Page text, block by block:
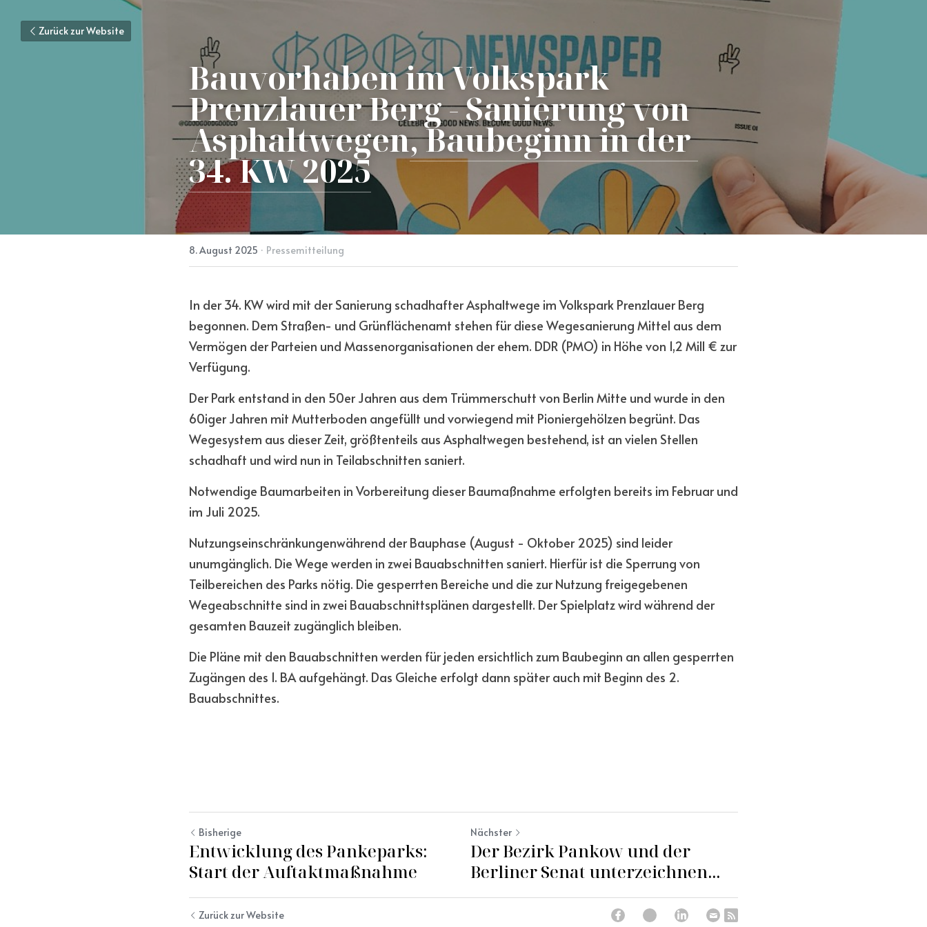
Zurück zur Website
Bauvorhaben im Volkspark
Prenzlauer Berg - Sanierung von
Asphaltwegen, Baubeginn in der
34. KW 2025
8. August 2025 · Pressemitteilung
In der 34. KW wird mit der Sanierung schadhafter Asphaltwege im Volkspark Prenzlauer Berg
begonnen. Dem Straßen- und Grünflächenamt stehen für diese Wegesanierung Mittel aus dem
Vermögen der Parteien und Massenorganisationen der ehem. DDR (PMO) in Höhe von 1,2 Mill € zur
Verfügung.
Der Park entstand in den 50er Jahren aus dem Trümmerschutt von Berlin Mitte und wurde in den
60iger Jahren mit Mutterboden angefüllt und vorwiegend mit Pioniergehölzen begrünt. Das
Wegesystem aus dieser Zeit, größtenteils aus Asphaltwegen bestehend, ist an vielen Stellen
schadhaft und wird nun in Teilabschnitten saniert.
Notwendige Baumarbeiten in Vorbereitung dieser Baumaßnahme erfolgten bereits im Februar und
im Juli 2025.
Nutzungseinschränkungenwährend der Bauphase (August - Oktober 2025) sind leider
unumgänglich. Die Wege werden in zwei Bauabschnitten saniert. Hierfür ist die Sperrung von
Teilbereichen des Parks nötig. Die gesperrten Bereiche und die zur Nutzung freigegebenen
Wegeabschnitte sind in zwei Bauabschnittsplänen dargestellt. Der Spielplatz wird während der
gesamten Bauzeit zugänglich bleiben.
Die Pläne mit den Bauabschnitten werden für jeden ersichtlich zum Baubeginn an allen gesperrten
Zugängen des 1. BA aufgehängt. Das Gleiche erfolgt dann später auch mit Beginn des 2.
Bauabschnittes.
Bisherige
Entwicklung des Pankeparks:
Start der Auftaktmaßnahme
Nächster
Der Bezirk Pankow und der
Berliner Senat unterzeichnen...
Zurück zur Website